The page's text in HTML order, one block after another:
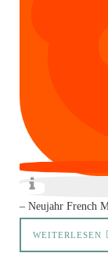
– Neujahr French
WEITERLESEN